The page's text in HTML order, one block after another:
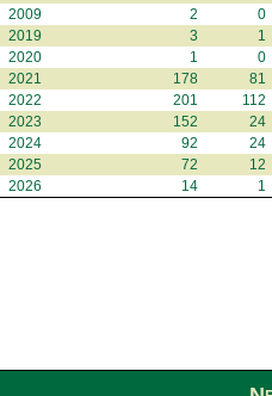
2009
2 0
2019
3 1
2020
1 0
2021
178 81
2022
201 112
2023
152 24
2024
92 24
2025
72 12
2026
14 1